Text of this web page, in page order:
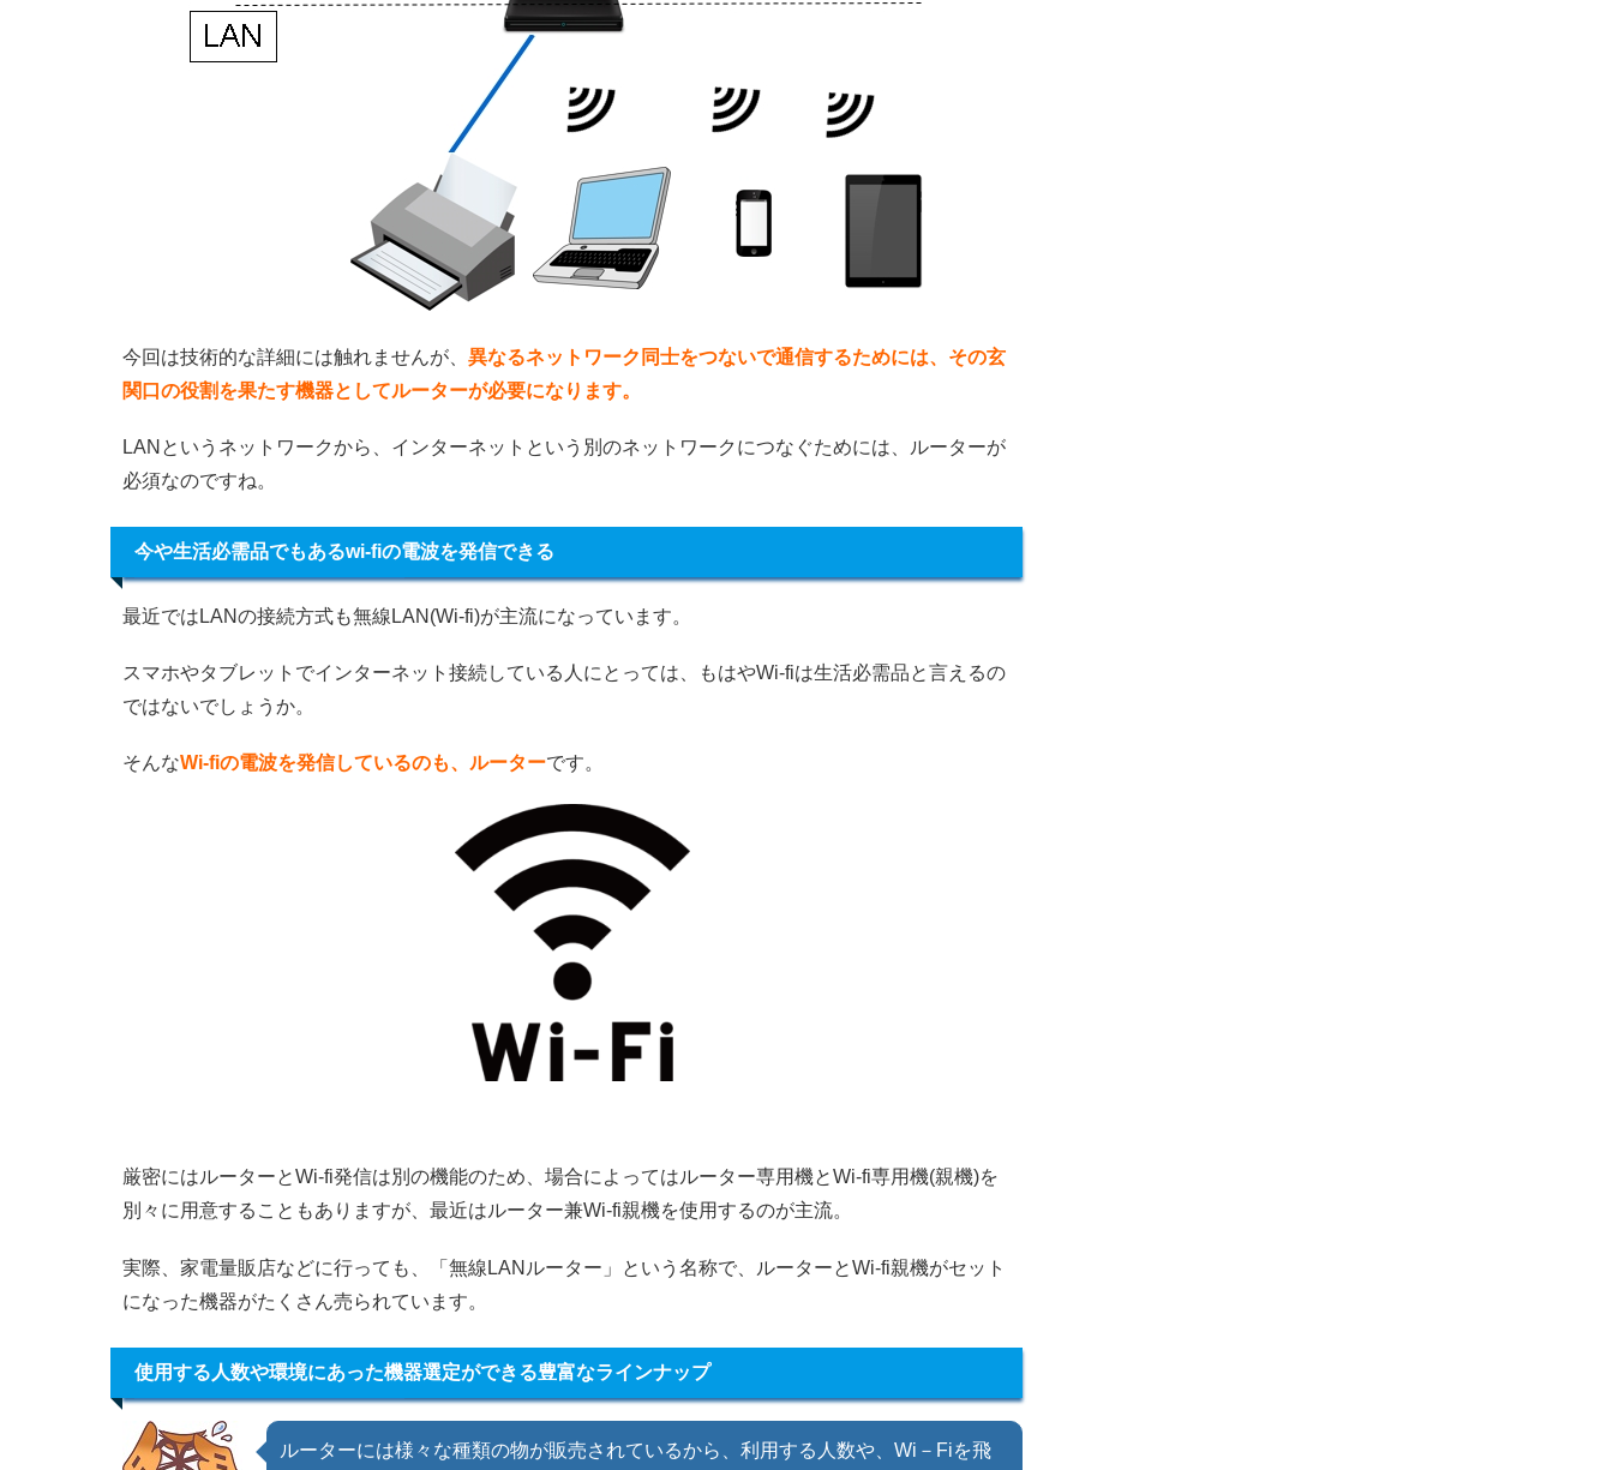
今回は技術的な詳細には触れませんが、 異なるネットワーク同士をつないで通信するためには、その玄
関口の役割を果たす機器としてルーターが必要になります。
LANというネットワークから、インターネットという別のネットワークにつなぐためには、ルーターが
必須なのですね。
今や生活必需品でもあるwi-fiの電波を発信できる
最近ではLANの接続方式も無線LAN(Wi-fi)が主流になっています。
スマホやタブレットでインターネット接続している人にとっては、もはやWi-fiは生活必需品と言えるの
ではないでしょうか。
そんなWi-fiの電波を発信しているのも、ルーターです。
厳密にはルーターとWi-fi発信は別の機能のため、場合によってはルーター専用機とWi-fi専用機(親機)を
別々に用意することもありますが、最近はルーター兼Wi-fi親機を使用するのが主流。
実際、家電量販店などに行っても、「無線LANルーター」という名称で、ルーターとWi-fi親機がセット
になった機器がたくさん売られています。
使用する人数や環境にあった機器選定ができる豊富なラインナップ
ルーターには様々な種類の物が販売されているから、利用する人数や、Wi－Fiを飛